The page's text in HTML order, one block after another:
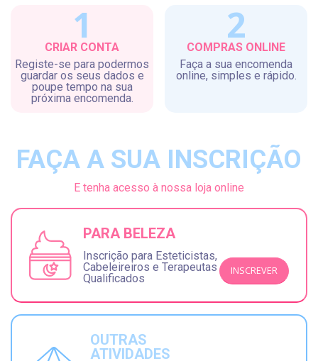
1
CRIAR CONTA
Registe-se para podermos
guardar os seus dados e
poupe tempo na sua
próxima encomenda.
2
COMPRAS ONLINE
Faça a sua encomenda
online, simples e rápido.
FAÇA A SUA INSCRIÇÃO
E tenha acesso à nossa loja online
PARA BELEZA
Inscrição para Esteticistas,
Cabeleireiros e Terapeutas
Qualificados
INSCREVER
OUTRAS
ATIVIDADES